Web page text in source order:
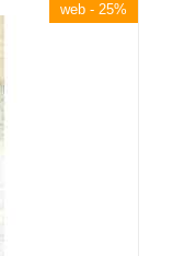
web - 25%